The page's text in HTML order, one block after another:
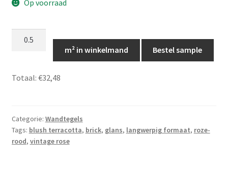
Op voorraad
m² in winkelmand Bestel sample
Totaal: €32,48
Categorie: Wandtegels
Tags: blush terracotta, brick, glans, langwerpig formaat, roze-
rood, vintage rose